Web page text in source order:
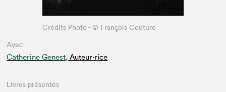
Avec
Catherine Genest, Auteur·rice
Crédits Photo - © François Couture
Livres présentés